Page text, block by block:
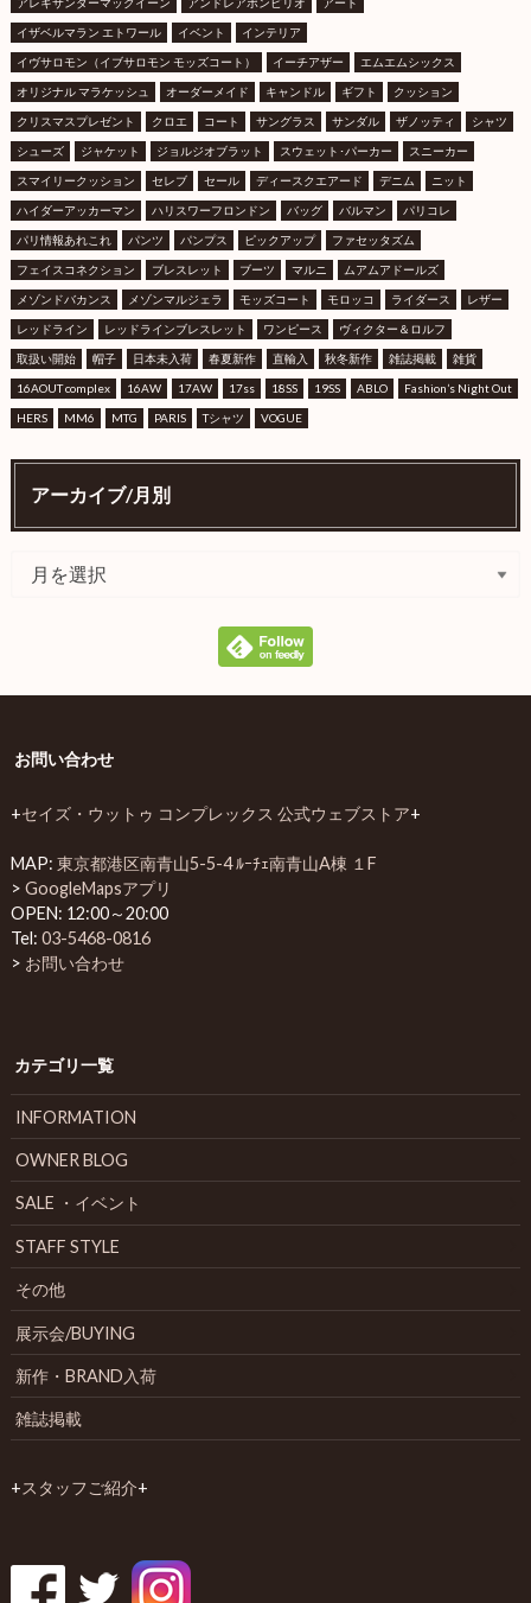
イザベルマラン エトワール イベント インテリア
イヴサロモン（イブサロモン モッズコート） イーチアザー エムエムシックス
オリジナル マラケッシュ オーダーメイド キャンドル ギフト クッション
クリスマスプレゼント クロエ コート サングラス サンダル ザノッティ シャツ
シューズ ジャケット ジョルジオブラット スウェット･パーカー スニーカー
スマイリークッション セレブ セール ディースクエアード デニム ニット
ハイダーアッカーマン ハリスワーフロンドン バッグ バルマン パリコレ
パリ情報あれこれ パンツ パンプス ピックアップ ファセッタズム
フェイスコネクション ブレスレット ブーツ マルニ ムアムアドールズ
メゾンドバカンス メゾンマルジェラ モッズコート モロッコ ライダース レザー
レッドライン レッドラインブレスレット ワンピース ヴィクター＆ロルフ
取扱い開始 帽子 日本未入荷 春夏新作 直輸入 秋冬新作 雑誌掲載 雑貨
16AOUT complex 16AW 17AW 17ss 18SS 19SS ABLO Fashion’s Night Out
HERS MM6 MTG PARIS Tシャツ VOGUE
アーカイブ/月別
お問い合わせ
+セイズ・ウットゥ コンプレックス 公式ウェブストア+
MAP: 東京都港区南青山5-5-4 ﾙｰﾁｪ南青山A棟 １F
> GoogleMapsアプリ
OPEN: 12:00～20:00
Tel: 03-5468-0816
> お問い合わせ
カテゴリ一覧
INFORMATION
OWNER BLOG
SALE ・イベント
STAFF STYLE
その他
展示会/BUYING
新作・BRAND入荷
雑誌掲載
+スタッフご紹介+